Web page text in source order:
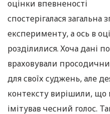
оцінки впевненості
спостерігалася загальна
експерименту, а ось в
розділилися. Хоча дані
враховували
для своїх суджень, але
контексту вирішили, що
імітував чесний голос.